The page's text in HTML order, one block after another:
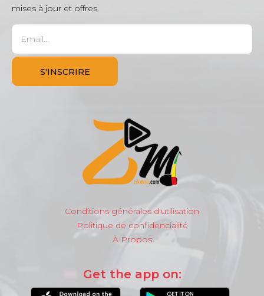
mises à jour et offres.
Conditions générales d'utilisation
Politique de confidencialité
À Propos
Get the app on: